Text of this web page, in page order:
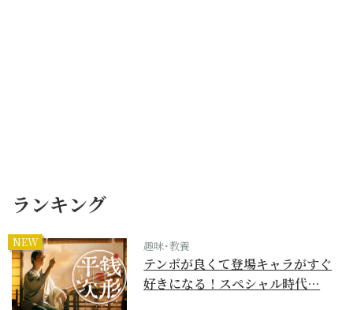
ランキング
NEW 趣味･教養
テンポが良くて登場キャラがすぐ
好きになる！スペシャル時代…